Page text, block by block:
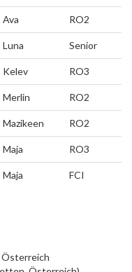
Ava RO2
Luna Senior
Kelev RO3
Merlin RO2
Mazikeen RO2
Maja RO3
Maja FCI
Österreich